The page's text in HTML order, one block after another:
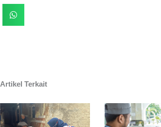
Artikel Terkait